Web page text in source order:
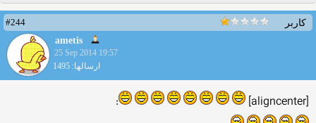
کاربر
#244
ametis
25 Sep 2014 19:57
ارسالها: 1495
[aligncenter]
: